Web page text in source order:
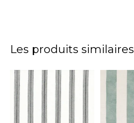
Les produits similaires